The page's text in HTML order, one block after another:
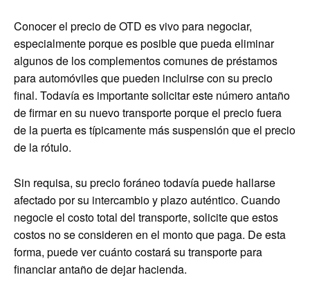
Conocer el precio de OTD es vivo para negociar,
especialmente porque es posible que pueda eliminar
algunos de los complementos comunes de préstamos
para automóviles que pueden incluirse con su precio
final. Todavía es importante solicitar este número antaño
de firmar en su nuevo transporte porque el precio fuera
de la puerta es típicamente más suspensión que el precio
de la rótulo.
Sin requisa, su precio foráneo todavía puede hallarse
afectado por su intercambio y plazo auténtico. Cuando
negocie el costo total del transporte, solicite que estos
costos no se consideren en el monto que paga. De esta
forma, puede ver cuánto costará su transporte para
financiar antaño de dejar hacienda.